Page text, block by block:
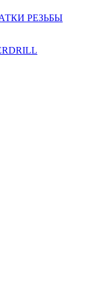
РЕЗЬБЫ